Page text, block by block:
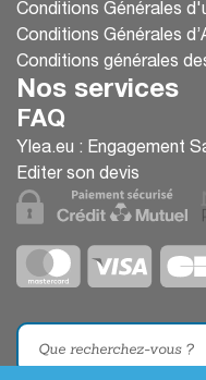
Conditions Générales
Conditions Générales
Conditions générales
Nos services
FAQ
Ylea.eu : Engagement
Editer son devis